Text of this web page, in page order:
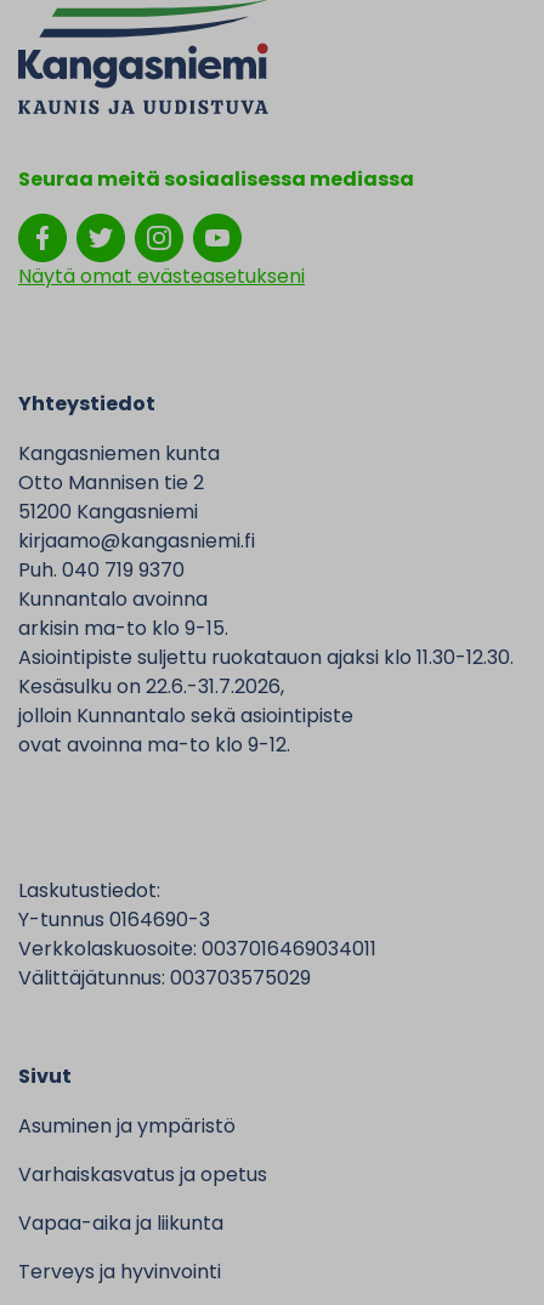
Seuraa meitä sosiaalisessa mediassa
Näytä omat evästeasetukseni
Yhteystiedot
Kangasniemen kunta
Otto Mannisen tie 2
51200 Kangasniemi
kirjaamo@kangasniemi.fi
Puh. 040 719 9370
Kunnantalo avoinna
arkisin ma-to klo 9-15.
Asiointipiste suljettu ruokatauon ajaksi klo 11.30-12.30.
Kesäsulku on 22.6.-31.7.2026,
jolloin Kunnantalo sekä asiointipiste
ovat avoinna ma-to klo 9-12.
Laskutustiedot:
Y-tunnus 0164690-3
Verkkolaskuosoite: 0037016469034011
Välittäjätunnus: 003703575029
Sivut
Asuminen ja ympäristö
Varhaiskasvatus ja opetus
Vapaa-aika ja liikunta
Terveys ja hyvinvointi